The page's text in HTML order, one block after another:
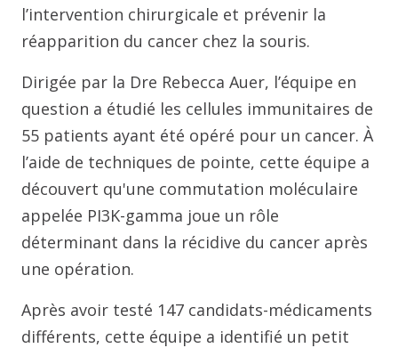
l’intervention chirurgicale et prévenir la
réapparition du cancer chez la souris.
Dirigée par la Dre Rebecca Auer, l’équipe en
question a étudié les cellules immunitaires de
55 patients ayant été opéré pour un cancer. À
l’aide de techniques de pointe, cette équipe a
découvert qu'une commutation moléculaire
appelée PI3K-gamma joue un rôle
déterminant dans la récidive du cancer après
une opération.
Après avoir testé 147 candidats-médicaments
différents, cette équipe a identifié un petit